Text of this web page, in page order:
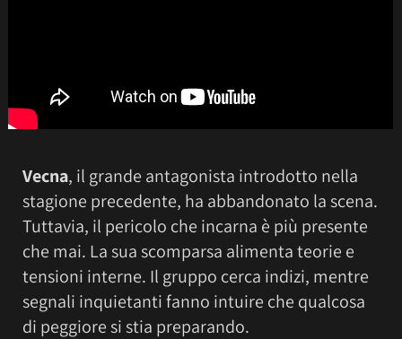
Vecna, il grande antagonista introdotto nella
stagione precedente, ha abbandonato la scena.
Tuttavia, il pericolo che incarna è più presente
che mai. La sua scomparsa alimenta teorie e
tensioni interne. Il gruppo cerca indizi, mentre
segnali inquietanti fanno intuire che qualcosa
di peggiore si stia preparando.